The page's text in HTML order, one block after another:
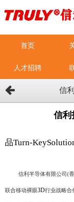
首页
人才招聘
信
信利
信利隆重
品Turn-
信利半导体有限公司(香
联合移动裸眼3D行业战略合